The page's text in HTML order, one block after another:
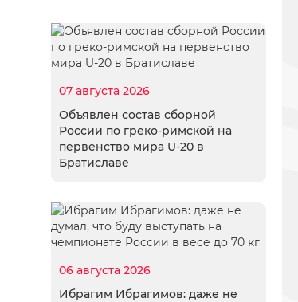
07 августа 2026
Объявлен состав сборной
России по греко-римской на
первенство мира U-20 в
Братиславе
06 августа 2026
Ибрагим Ибрагимов: даже не